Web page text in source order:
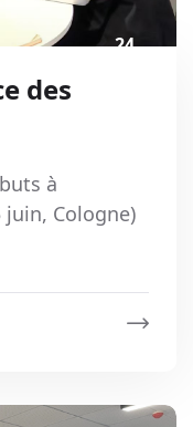
24
des
à
juin, Cologne)